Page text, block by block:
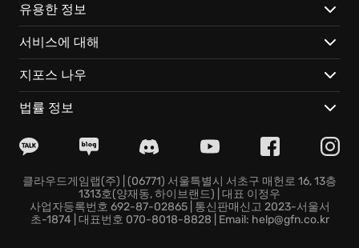
다음은 Deluxe Edition에서만 경험할 수 있는 특별한 기
능들입니다.
추가 미션: 5th Freedom 에디션 콘텐츠를 통해 더욱 확
장된 스토리를 즐기세요.
다양한 장비: 디지털 아이템 팩으로 더욱 강력해진 무기
새로운 맵: Dead Coast와 Billionaire's Yacht 맵에서 새
지금 바로 Tom Clancy’s Splinter Cell Blacklist Deluxe
Edition에서 당신의 잠재력을 발휘하고, 최고의 요원이
되어보세요!
유용한 정보
서비스에 대해
지포스 나우
법률 정보
클라우드게임랩(주) | (06771) 서울특별시 서초구 매헌로 16, 13층
1313호(양재동, 하이브랜드) | 대표 이정우
사업자등록번호 692-87-02865 | 통신판매신고 2023-서울서
초-1874 | 대표번호 070-8018-8828 | Email: help@gfn.co.kr